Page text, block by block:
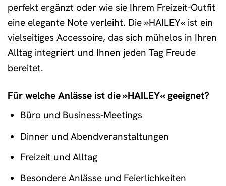
perfekt ergänzt oder wie sie Ihrem Freizeit-Outfit
eine elegante Note verleiht. Die »HAILEY« ist ein
vielseitiges Accessoire, das sich mühelos in Ihren
Alltag integriert und Ihnen jeden Tag Freude
bereitet.
Für welche Anlässe ist die »HAILEY« geeignet?
Büro und Business-Meetings
Dinner und Abendveranstaltungen
Freizeit und Alltag
Besondere Anlässe und Feierlichkeiten